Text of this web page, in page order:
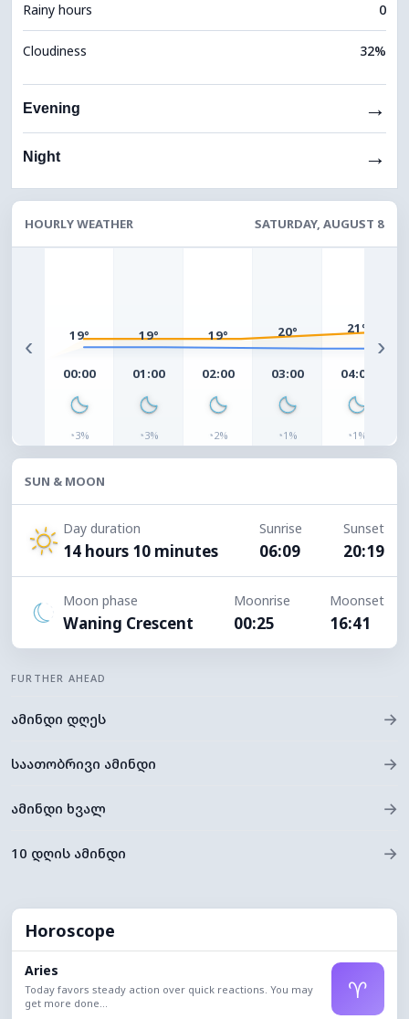
Rainy hours 0
Cloudiness 32%
Evening →
Night →
HOURLY WEATHER SATURDAY, AUGUST 8
‹ 19°
00:00
◔3%
19°
01:00
◔3%
19°
02:00
◔2%
20°
03:00
◔1%
21°
04:00
◔1%
›
SUN & MOON
Day duration
14 hours 10 minutes
Sunrise
06:09
Sunset
20:19
Moon phase
Waning Crescent
Moonrise
00:25
Moonset
16:41
FURTHER AHEAD
ამინდი დღეს →
საათობრივი ამინდი →
ამინდი ხვალ →
10 დღის ამინდი →
Horoscope
Aries
Today favors steady action over quick reactions. You may
get more done...
♈